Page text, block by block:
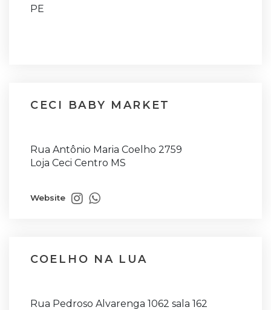
PE
CECI BABY MARKET
Rua Antônio Maria Coelho 2759
Loja Ceci Centro MS
Website
COELHO NA LUA
Rua Pedroso Alvarenga 1062 sala 162